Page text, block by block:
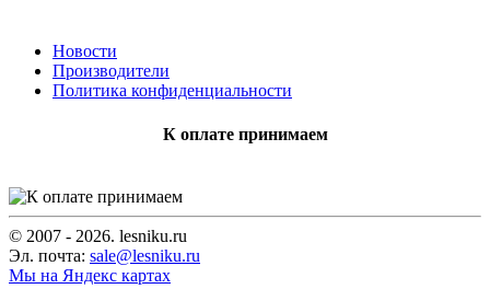
Новости
Производители
Политика конфиденциальности
К оплате принимаем
© 2007 - 2026. lesniku.ru
Эл. почта: sale@lesniku.ru
Мы на Яндекс картах